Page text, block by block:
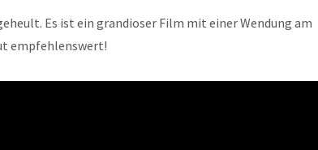
Es ist ein grandioser Film mit einer Wendung am
empfehlenswert!